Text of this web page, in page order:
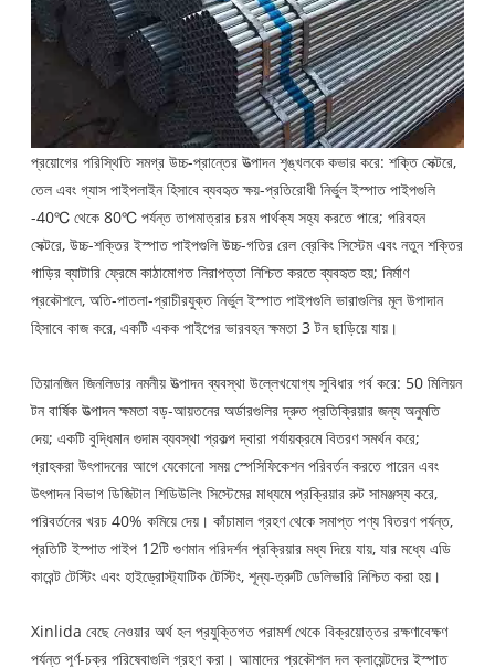
প্রয়োগের পরিস্থিতি সমগ্র উচ্চ-প্রান্তের উত্পাদন শৃঙ্খলকে কভার করে: শক্তি সেক্টরে,
তেল এবং গ্যাস পাইপলাইন হিসাবে ব্যবহৃত ক্ষয়-প্রতিরোধী নির্ভুল ইস্পাত পাইপগুলি
-40℃ থেকে 80℃ পর্যন্ত তাপমাত্রার চরম পার্থক্য সহ্য করতে পারে; পরিবহন
সেক্টরে, উচ্চ-শক্তির ইস্পাত পাইপগুলি উচ্চ-গতির রেল ব্রেকিং সিস্টেম এবং নতুন শক্তির
গাড়ির ব্যাটারি ফ্রেমে কাঠামোগত নিরাপত্তা নিশ্চিত করতে ব্যবহৃত হয়; নির্মাণ
প্রকৌশলে, অতি-পাতলা-প্রাচীরযুক্ত নির্ভুল ইস্পাত পাইপগুলি ভারাগুলির মূল উপাদান
হিসাবে কাজ করে, একটি একক পাইপের ভারবহন ক্ষমতা 3 টন ছাড়িয়ে যায়।
তিয়ানজিন জিনলিডার নমনীয় উত্পাদন ব্যবস্থা উল্লেখযোগ্য সুবিধার গর্ব করে: 50 মিলিয়ন
টন বার্ষিক উত্পাদন ক্ষমতা বড়-আয়তনের অর্ডারগুলির দ্রুত প্রতিক্রিয়ার জন্য অনুমতি
দেয়; একটি বুদ্ধিমান গুদাম ব্যবস্থা প্রকল্প দ্বারা পর্যায়ক্রমে বিতরণ সমর্থন করে;
গ্রাহকরা উৎপাদনের আগে যেকোনো সময় স্পেসিফিকেশন পরিবর্তন করতে পারেন এবং
উৎপাদন বিভাগ ডিজিটাল শিডিউলিং সিস্টেমের মাধ্যমে প্রক্রিয়ার রুট সামঞ্জস্য করে,
পরিবর্তনের খরচ 40% কমিয়ে দেয়। কাঁচামাল গ্রহণ থেকে সমাপ্ত পণ্য বিতরণ পর্যন্ত,
প্রতিটি ইস্পাত পাইপ 12টি গুণমান পরিদর্শন প্রক্রিয়ার মধ্য দিয়ে যায়, যার মধ্যে এডি
কারেন্ট টেস্টিং এবং হাইড্রোস্ট্যাটিক টেস্টিং, শূন্য-ত্রুটি ডেলিভারি নিশ্চিত করা হয়।
Xinlida বেছে নেওয়ার অর্থ হল প্রযুক্তিগত পরামর্শ থেকে বিক্রয়োত্তর রক্ষণাবেক্ষণ
পর্যন্ত পূর্ণ-চক্র পরিষেবাগুলি গ্রহণ করা। আমাদের প্রকৌশল দল ক্লায়েন্টদের ইস্পাত